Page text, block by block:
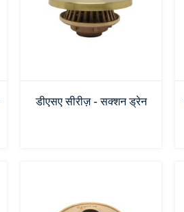
डीएसए सीरीज़ - सक्शन ड्रेन